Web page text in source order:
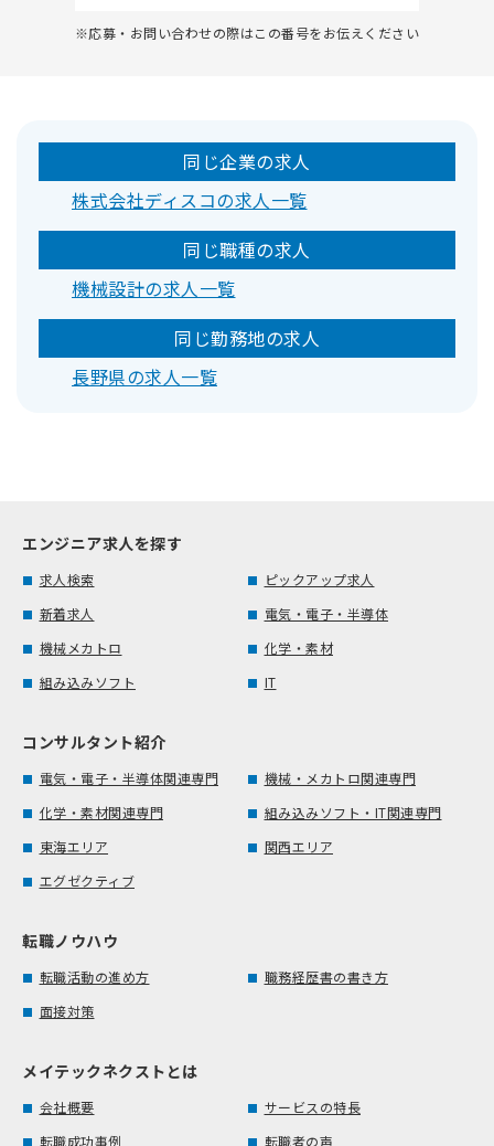
※応募・お問い合わせの際はこの番号をお伝えください
同じ企業の求人
株式会社ディスコの求人一覧
同じ職種の求人
機械設計の求人一覧
同じ勤務地の求人
長野県の求人一覧
エンジニア求人を探す
求人検索
ピックアップ求人
新着求人
電気・電子・半導体
機械メカトロ
化学・素材
組み込みソフト
IT
コンサルタント紹介
電気・電子・半導体関連専門
機械・メカトロ関連専門
化学・素材関連専門
組み込みソフト・IT関連専門
東海エリア
関西エリア
エグゼクティブ
転職ノウハウ
転職活動の進め方
職務経歴書の書き方
面接対策
メイテックネクストとは
会社概要
サービスの特長
転職成功事例
転職者の声